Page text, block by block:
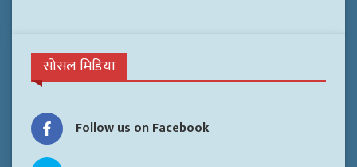
सोसल मिडिया
Follow us on Facebook